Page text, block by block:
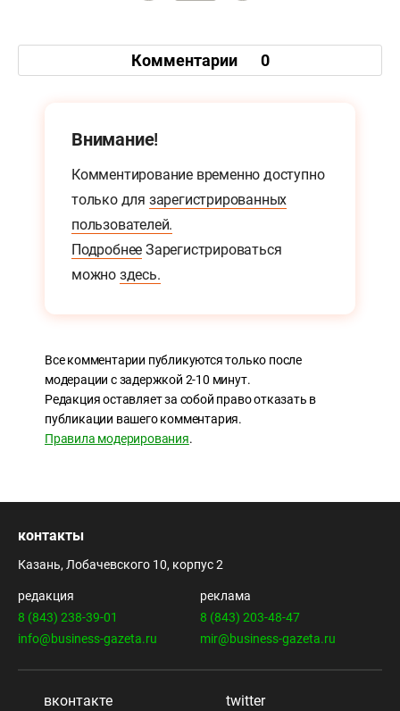
Комментарии 0
Внимание!
Комментирование временно доступно
только для зарегистрированных
пользователей.
Подробнее Зарегистрироваться
можно здесь.
Все комментарии публикуются только после
модерации с задержкой 2-10 минут.
Редакция оставляет за собой право отказать в
публикации вашего комментария.
Правила модерирования.
контакты
Казань, Лобачевского 10, корпус 2
редакция
8 (843) 238-39-01
info@business-gazeta.ru
реклама
8 (843) 203-48-47
mir@business-gazeta.ru
вконтакте twitter